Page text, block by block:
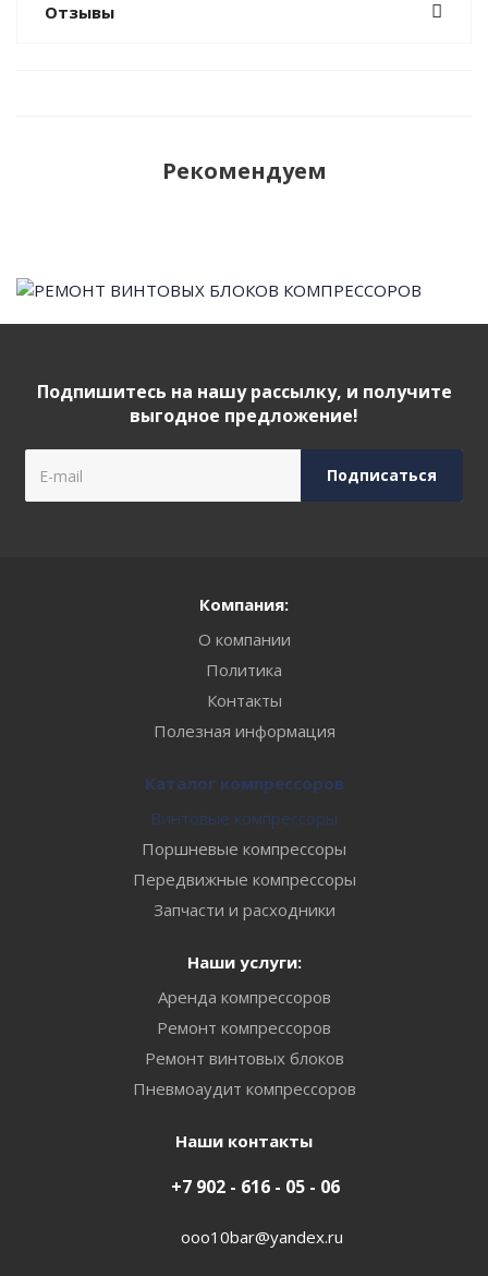
Отзывы
Рекомендуем
Подпишитесь на нашу рассылку, и получите
выгодное предложение!
Компания:
О компании
Политика
Контакты
Полезная информация
Каталог компрессоров
Винтовые компрессоры
Поршневые компрессоры
Передвижные компрессоры
Запчасти и расходники
Наши услуги:
Аренда компрессоров
Ремонт компрессоров
Ремонт винтовых блоков
Пневмоаудит компрессоров
Наши контакты
+7 902 - 616 - 05 - 06
ooo10bar@yandex.ru